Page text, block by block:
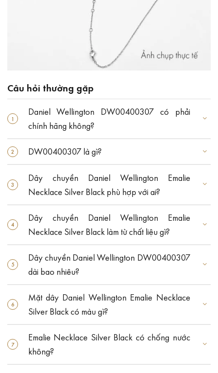
Câu hỏi thường gặp
Daniel Wellington DW00400307 có phải
chính hãng không?
DW00400307 là gì?
Dây chuyền Daniel Wellington Emalie
Necklace Silver Black phù hợp với ai?
Dây chuyền Daniel Wellington Emalie
Necklace Silver Black làm từ chất liệu gì?
Dây chuyền Daniel Wellington DW00400307
dài bao nhiêu?
Mặt dây Daniel Wellington Emalie Necklace
Silver Black có màu gì?
Emalie Necklace Silver Black có chống nước
không?